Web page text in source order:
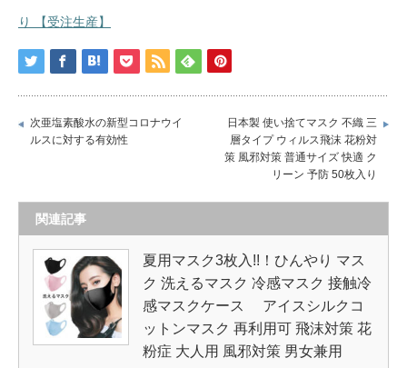
り 【受注生産】
次亜塩素酸水の新型コロナウイ
ルスに対する有効性
日本製 使い捨てマスク 不織 三
層タイプ ウィルス飛沫 花粉対
策 風邪対策 普通サイズ 快適 ク
リーン 予防 50枚入り
関連記事
夏用マスク3枚入!!！ひんやり マス
ク 洗えるマスク 冷感マスク 接触冷
感マスクケース アイスシルクコ
ットンマスク 再利用可 飛沫対策 花
粉症 大人用 風邪対策 男女兼用